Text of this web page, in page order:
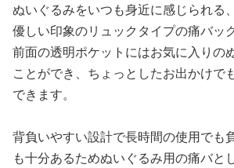
ぬいぐるみをいつも身近に感じられる
優しい印象のリュックタイプの痛バッ
前面の透明ポケットにはお気に入りの
ことができ、ちょっとしたお出かけで
できます。
背負いやすい設計で長時間の使用でも
も十分あるためぬいぐるみ用の痛バと